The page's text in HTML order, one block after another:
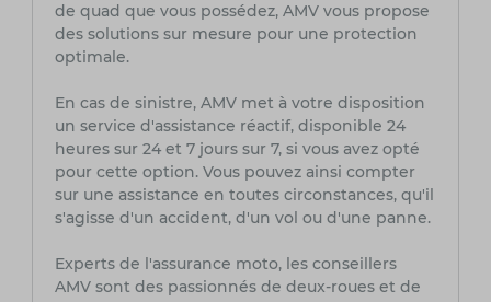
de quad que vous possédez, AMV vous propose
des solutions sur mesure pour une protection
optimale.
En cas de sinistre, AMV met à votre disposition
un service d'assistance réactif, disponible 24
heures sur 24 et 7 jours sur 7, si vous avez opté
pour cette option. Vous pouvez ainsi compter
sur une assistance en toutes circonstances, qu'il
s'agisse d'un accident, d'un vol ou d'une panne.
Experts de l'assurance moto, les conseillers
AMV sont des passionnés de deux-roues et de